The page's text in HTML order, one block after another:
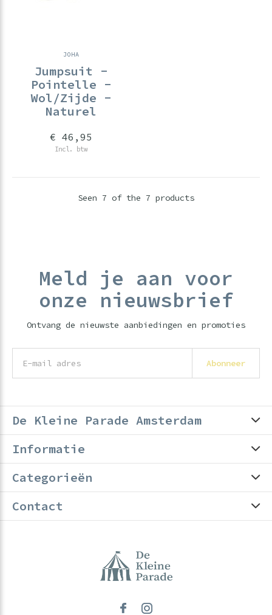
JOHA
Jumpsuit -
Pointelle -
Wol/Zijde -
Naturel
€ 46,95
Incl. btw
Seen 7 of the 7 products
Meld je aan voor
onze nieuwsbrief
Ontvang de nieuwste aanbiedingen en promoties
Abonneer
De Kleine Parade Amsterdam
Informatie
Categorieën
Contact